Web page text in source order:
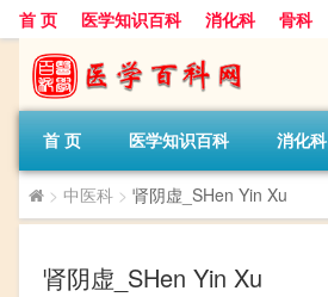
首 页 医学知识百科 消化科 骨科
首 页 医学知识百科 消化科
> 中医科 > 肾阴虚_SHen Yin Xu
肾阴虚_SHen Yin Xu